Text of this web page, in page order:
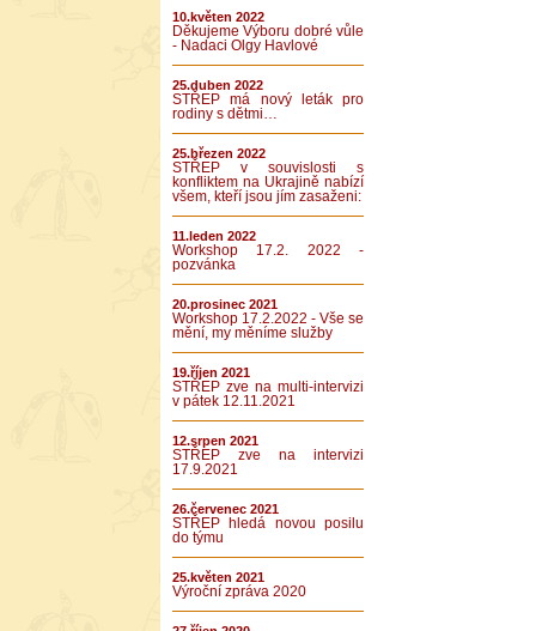
10.květen 2022
Děkujeme Výboru dobré vůle
- Nadaci Olgy Havlové
25.duben 2022
STŘEP má nový leták pro
rodiny s dětmi…
25.březen 2022
STŘEP v souvislosti s
konfliktem na Ukrajině nabízí
všem, kteří jsou jím zasaženi:
11.leden 2022
Workshop 17.2. 2022 -
pozvánka
20.prosinec 2021
Workshop 17.2.2022 - Vše se
mění, my měníme služby
19.říjen 2021
STŘEP zve na multi-intervizi
v pátek 12.11.2021
12.srpen 2021
STŘEP zve na intervizi
17.9.2021
26.červenec 2021
STŘEP hledá novou posilu
do týmu
25.květen 2021
Výroční zpráva 2020